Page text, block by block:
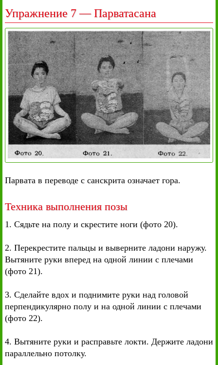
Упражнение 7 — Парватасана
Парвата в переводе с санскрита означает гора.
Техника выполнения позы
1. Сядьте на полу и скрестите ноги (фото 20).
2. Перекрестите пальцы и выверните ладони наружу.
Вытяните руки вперед на одной линии с плечами
(фото 21).
3. Сделайте вдох и поднимите руки над головой
перпендикулярно полу и на одной линии с плечами
(фото 22).
4. Вытяните руки и расправьте локти. Держите ладони
параллельно потолку.